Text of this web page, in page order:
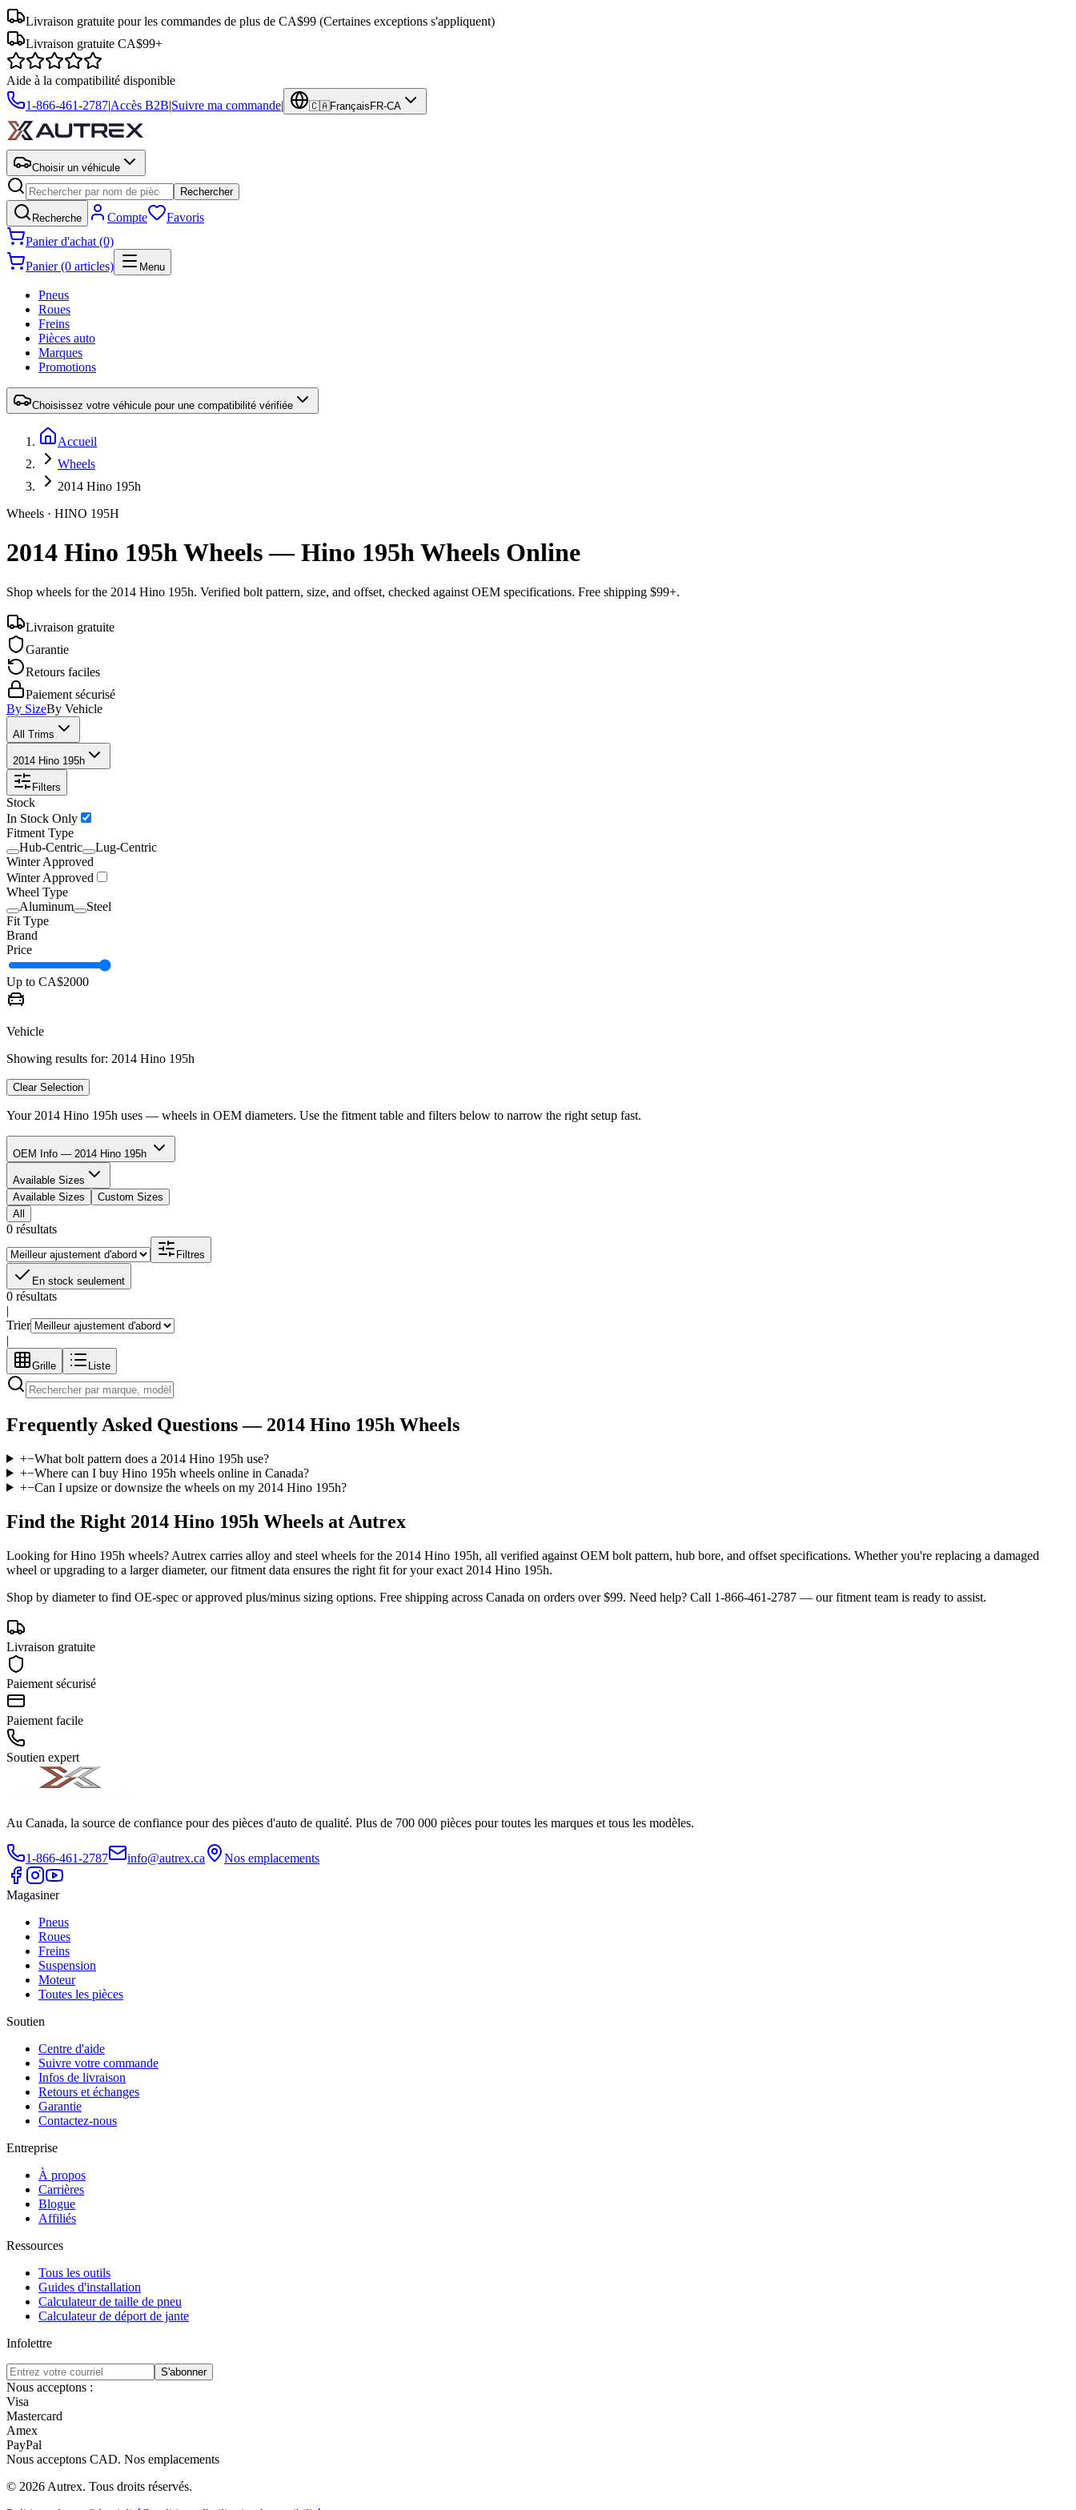
Livraison gratuite pour les commandes de plus de CA$99 (Certaines exceptions s'appliquent)
Livraison gratuite CA$99+
Aide à la compatibilité disponible
1-866-461-2787|Accès B2B|Suivre ma commande| 🇨🇦Français FR-CA
Choisir un véhicule
Rechercher
Recherche Compte
Favoris
Panier d'achat (0)
Panier (0 articles)
Menu
Pneus
Roues
Freins
Pièces auto
Marques
Promotions
Choisissez votre véhicule pour une compatibilité vérifiée
Accueil
Wheels
2014 Hino 195h
Wheels · HINO 195H
2014 Hino 195h Wheels — Hino 195h Wheels Online
Shop wheels for the 2014 Hino 195h. Verified bolt pattern, size, and offset, checked against OEM specifications. Free shipping $99+.
Livraison gratuite
Garantie
Retours faciles
Paiement sécurisé
By SizeBy Vehicle
All Trims
2014 Hino 195h
Filters
Stock
In Stock Only
Fitment Type
Hub-Centric
Lug-Centric
Winter Approved
Winter Approved
Wheel Type
Aluminum
Steel
Fit Type
Brand
Price
Up to CA$2000
Vehicle
Showing results for: 2014 Hino 195h
Clear Selection
Your 2014 Hino 195h uses — wheels in OEM diameters. Use the fitment table and filters below to narrow the right setup fast.
OEM Info — 2014 Hino 195h
Available Sizes
Available Sizes
Custom Sizes
All
0 résultats
Filtres
En stock seulement
0 résultats
|
Trier
|
Grille Liste
Frequently Asked Questions — 2014 Hino 195h Wheels
+−What bolt pattern does a 2014 Hino 195h use?
+−Where can I buy Hino 195h wheels online in Canada?
+−Can I upsize or downsize the wheels on my 2014 Hino 195h?
Find the Right 2014 Hino 195h Wheels at Autrex
Looking forHino 195h wheels? Autrex carries alloy and steel wheels for the 2014 Hino 195h, all verified against OEM bolt pattern, hub bore, and offset specifications. Whether you're replacing a damaged
wheel or upgrading to a larger diameter, our fitment data ensures the right fit for your exact 2014 Hino 195h.
Shop by diameter to find OE-spec or approved plus/minus sizing options. Free shipping across Canada on orders over $99. Need help? Call 1-866-461-2787 — our fitment team is ready to assist.
Livraison gratuite
Paiement sécurisé
Paiement facile
Soutien expert
Au Canada, la source de confiance pour des pièces d'auto de qualité. Plus de 700 000 pièces pour toutes les marques et tous les modèles.
1-866-461-2787 info@autrex.ca Nos emplacements
Magasiner
Pneus
Roues
Freins
Suspension
Moteur
Toutes les pièces
Soutien
Centre d'aide
Suivre votre commande
Infos de livraison
Retours et échanges
Garantie
Contactez-nous
Entreprise
À propos
Carrières
Blogue
Affiliés
Ressources
Tous les outils
Guides d'installation
Calculateur de taille de pneu
Calculateur de déport de jante
Infolettre
S'abonner
Nous acceptons :
Visa
Mastercard
Amex
PayPal
Nous acceptons CAD. Nos emplacements
© 2026 Autrex. Tous droits réservés.